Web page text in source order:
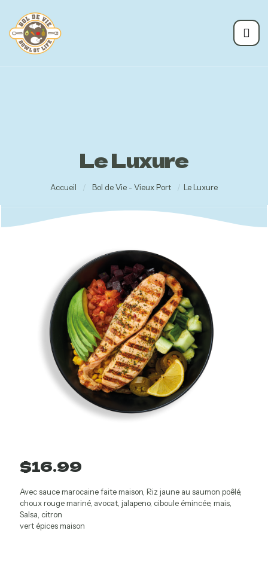
Le Luxure
Accueil / Bol de Vie - Vieux Port / Le Luxure
$16.99
Avec sauce marocaine faite maison, Riz jaune au saumon poêlé,
choux rouge mariné, avocat, jalapeno, ciboule émincée, mais,
Salsa, citron
vert épices maison